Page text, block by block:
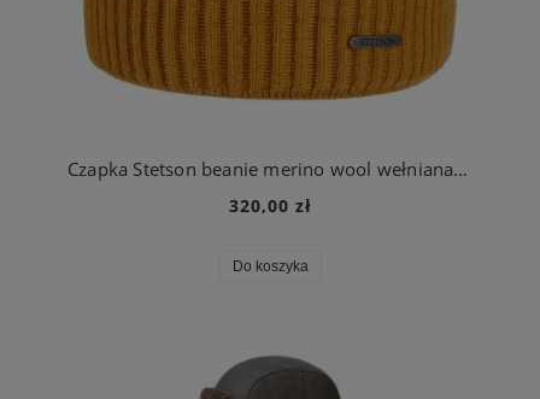
Czapka Stetson beanie merino wool wełniana musztardowa | Stetson
320,00 zł
Do koszyka